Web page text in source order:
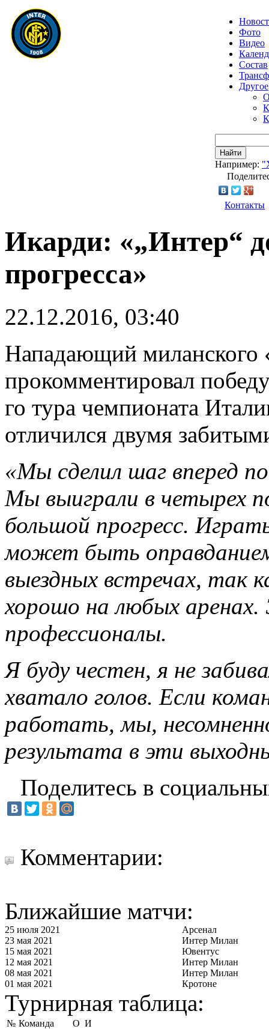
Фото
Видео
Состав
Другое
Найти
Например:
Контакты
Икарди: «„Интер“
прогресса»
22.12.2016, 03:40
Нападающий
прокомментировал
го тура чемпионата
отличился двумя
«Мы сделил шаг вперед
Мы выиграли в четырех
большой прогресс.
может быть
выездных встречах, так
хорошо на любых
профессионалы.
Я буду честен, я не
хватало голов. Если
работать, мы,
результата в эти
Поделитесь в
Комментарии:
Ближайшие матчи:
25 июля 2021
Арсенал
23 мая 2021
Интер Милан
15 мая 2021
Ювентус
12 мая 2021
Интер Милан
08 мая 2021
Интер Милан
01 мая 2021
Кротоне
Турнирная таблица:
№ Команда О И